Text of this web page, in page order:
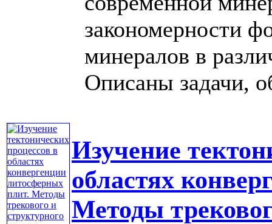
закономерности
минералов в
Описаны задачи,
Изучение
областях
Методы